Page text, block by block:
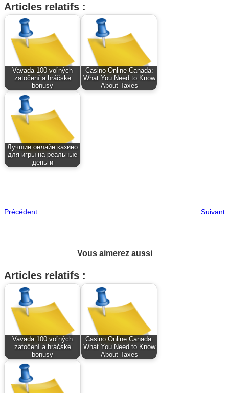
Articles relatifs :
Vavada 100 voľných
zatočení a hráčske
bonusy
Casino Online Canada:
What You Need to Know
About Taxes
Лучшие онлайн казино
для игры на реальные
деньги
Précédent Suivant
Vous aimerez aussi
Articles relatifs :
Vavada 100 voľných
zatočení a hráčske
bonusy
Casino Online Canada:
What You Need to Know
About Taxes